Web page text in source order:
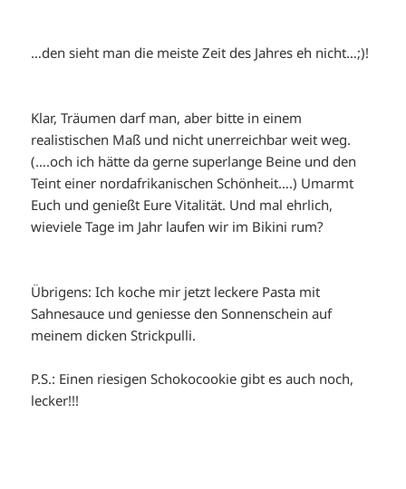
…den sieht man die meiste Zeit des Jahres eh nicht…;)!
Klar, Träumen darf man, aber bitte in einem
realistischen Maß und nicht unerreichbar weit weg.
(….och ich hätte da gerne superlange Beine und den
Teint einer nordafrikanischen Schönheit….) Umarmt
Euch und genießt Eure Vitalität. Und mal ehrlich,
wieviele Tage im Jahr laufen wir im Bikini rum?
Übrigens: Ich koche mir jetzt leckere Pasta mit
Sahnesauce und geniesse den Sonnenschein auf
meinem dicken Strickpulli.
P.S.: Einen riesigen Schokocookie gibt es auch noch,
lecker!!!